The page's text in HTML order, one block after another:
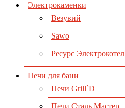
Электрокаменки
Везувий
Sawo
Ресурс Электрокотел
Печи для бани
Печи Grill`D